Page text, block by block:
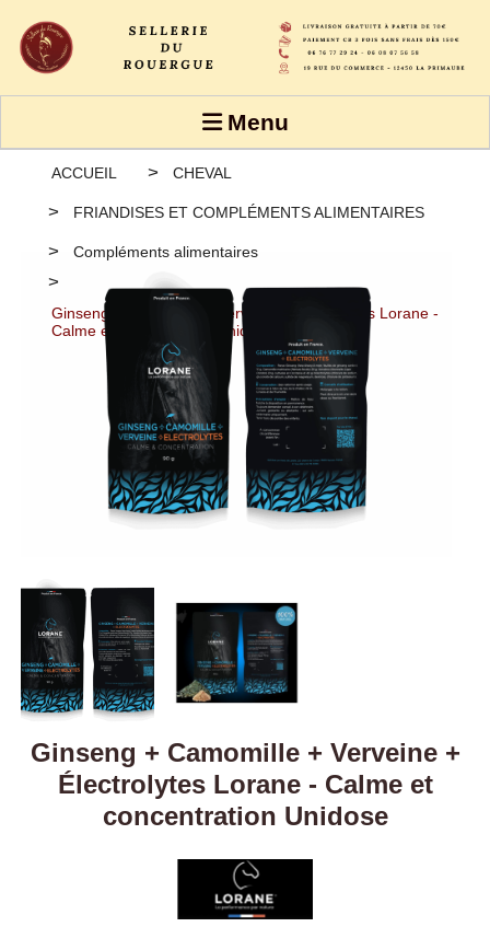
Menu
ACCUEIL CHEVAL
FRIANDISES ET COMPLÉMENTS ALIMENTAIRES
Compléments alimentaires
Ginseng + Camomille + Verveine + Électrolytes Lorane -
Calme et concentration Unidose
Ginseng + Camomille + Verveine +
Électrolytes Lorane - Calme et
concentration Unidose